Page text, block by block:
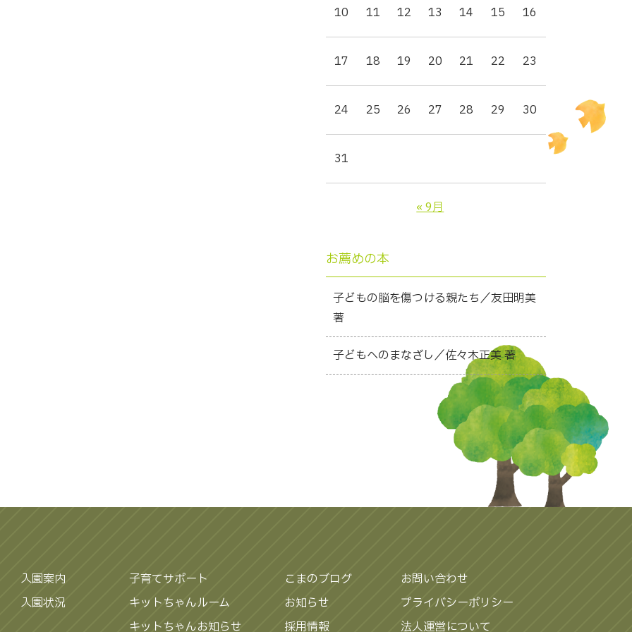
10 11 12 13 14 15 16
17 18 19 20 21 22 23
24 25 26 27 28 29 30
31
« 9月
お薦めの本
子どもの脳を傷つける親たち／友田明美
著
子どもへのまなざし／佐々木正美 著
入園案内
入園状況
子育てサポート
キットちゃんルーム
キットちゃんお知らせ
こまのブログ
お知らせ
採用情報
お問い合わせ
プライバシーポリシー
法人運営について